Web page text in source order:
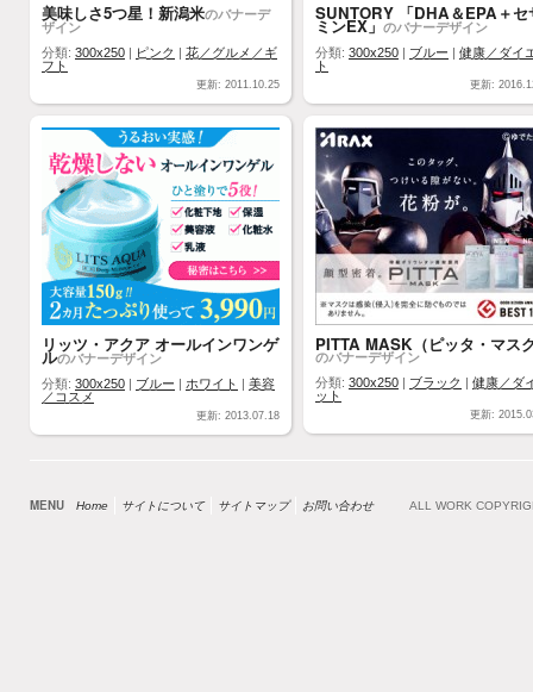
美味しさ5つ星！新潟米のバナーデ
ザイン
分類: 300x250 ピンク
花／グルメ／ギ
フト
更新: 2011.10.25
SUNTORY 「DHA＆EPA＋セ
ミンEX」のバナーデザイン
分類: 300x250 ブルー
健康／ダイ
ト
更新:
リッツ・アクア オールインワンゲ
ルのバナーデザイン
分類: 300x250 ブルー ホワイト
美容
／コスメ
更新: 2013.07.18
PITTA MASK（ピッタ・マス
のバナーデザイン
分類: 300x250 ブラック
健康／ダ
ット
更新:
MENU Home サイトについて サイトマップ お問い合わせ ALL WORK